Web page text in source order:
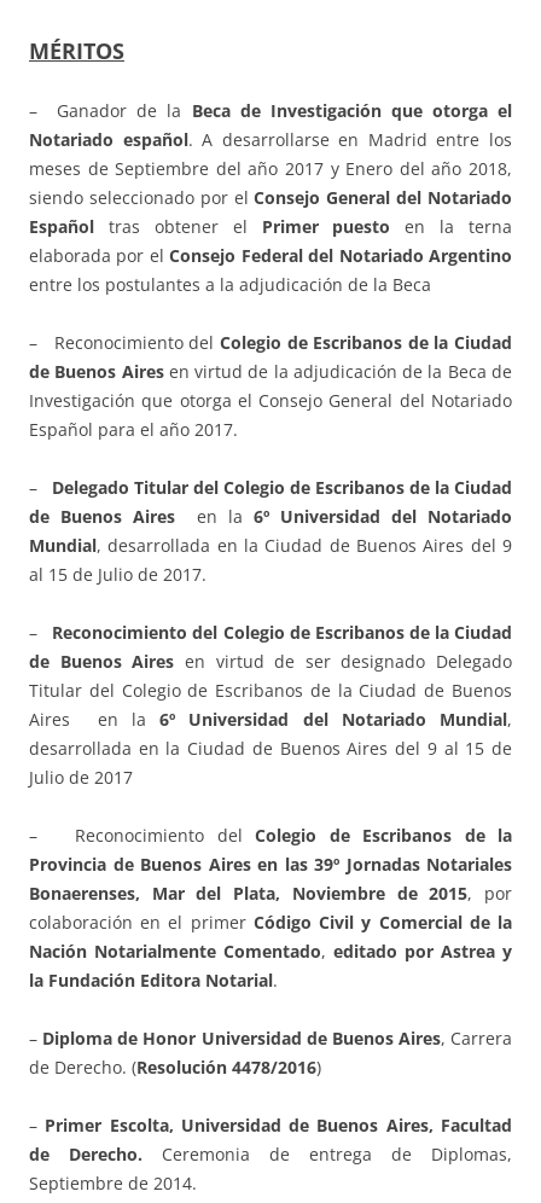
MÉRITOS
– Ganador de la Beca de Investigación que otorga el
Notariado español. A desarrollarse en Madrid entre los
meses de Septiembre del año 2017 y Enero del año 2018,
siendo seleccionado por elConsejo General del Notariado
Español tras obtener el Primer puesto en la terna
elaborada por elConsejo Federal del Notariado Argentino
entre los postulantes a la adjudicación de la Beca
– Reconocimiento del Colegio de Escribanos de la Ciudad
de Buenos Airesen virtud de la adjudicación de la Beca de
Investigación que otorga el Consejo General del Notariado
Español para el año 2017.
– Delegado Titular del Colegio de Escribanos de la Ciudad
de Buenos Aires en la 6º Universidad del Notariado
Mundial, desarrollada en la Ciudad de Buenos Aires del 9
al 15 de Julio de 2017.
– Reconocimiento del Colegio de Escribanos de la Ciudad
de Buenos Aires en virtud de ser designado Delegado
Titular del Colegio de Escribanos de la Ciudad de Buenos
Aires en la 6º Universidad del Notariado Mundial,
desarrollada en la Ciudad de Buenos Aires del 9 al 15 de
Julio de 2017
– Reconocimiento del Colegio de Escribanos de la
Provincia de Buenos Aires en las 39º Jornadas Notariales
Bonaerenses, Mar del Plata, Noviembre de 2015, por
colaboración en el primer Código Civil y Comercial de la
Nación Notarialmente Comentado, editado por Astrea y
la Fundación Editora Notarial.
– Diploma de Honor Universidad de Buenos Aires, Carrera
de Derecho. (Resolución 4478/2016)
– Primer Escolta, Universidad de Buenos Aires, Facultad
de Derecho. Ceremonia de entrega de Diplomas,
Septiembre de 2014.